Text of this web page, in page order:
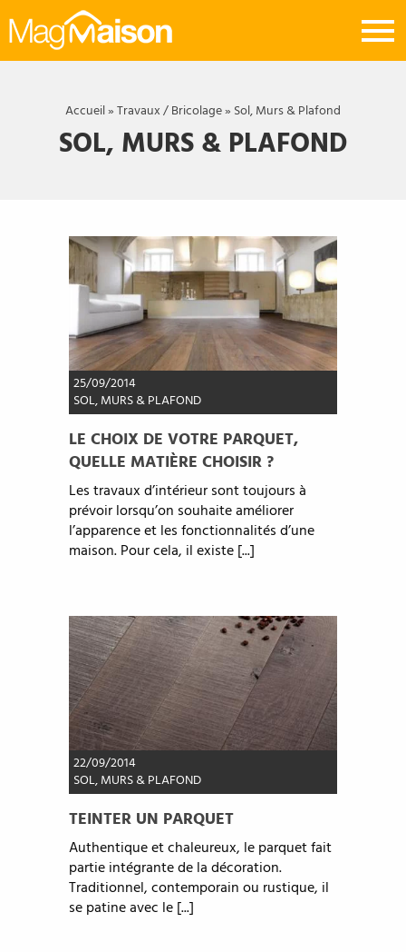
Mag
Maison
Accueil»Travaux / Bricolage» Sol, Murs & Plafond
SOL, MURS & PLAFOND
25/09/2014
SOL, MURS & PLAFOND
LE CHOIX DE VOTRE PARQUET,
QUELLE MATIÈRE CHOISIR ?
Les travaux d’intérieur sont toujours à
prévoir lorsqu’on souhaite améliorer
l’apparence et les fonctionnalités d’une
maison. Pour cela, il existe [...]
22/09/2014
SOL, MURS & PLAFOND
TEINTER UN PARQUET
Authentique et chaleureux, le parquet fait
partie intégrante de la décoration.
Traditionnel, contemporain ou rustique, il
se patine avec le [...]